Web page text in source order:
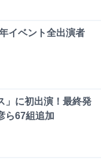
イベント全出演者
」に初出演！最終発
ら67組追加